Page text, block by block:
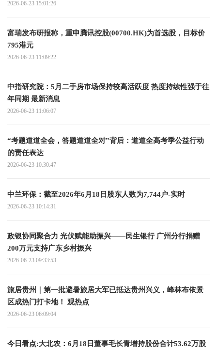
2026-06-23 15:01:26
富瑞发布研报称，重申腾讯控股(00700.HK)为首选股，目标价
795港元
2026-06-23 11:09:22
中指研究院：5月二手房市场保持较高活跃度 热度持续性强于往
年同期 最新消息
2026-06-23 11:06:07
“考题道道全会，答题道道全对”背后：道道全高考季公益行动
的责任表达
2026-06-23 10:30:47
中兰环保：截至2026年6月18日股东人数为7,744户-实时
2026-06-23 10:14:31
政银协同聚合力 光伏赋能助振兴——民生银行 广州分行捐赠
200万元支持广东乡村振兴
2026-06-23 09:33:53
旅居贵州｜第一批避暑旅居大军已抵达贵州兴义，峰林布依景
区成热门打卡地！ 观热点
2026-06-23 06:09:04
今日看点:大北农：6月18日董事毛长青增持股份合计53.62万股